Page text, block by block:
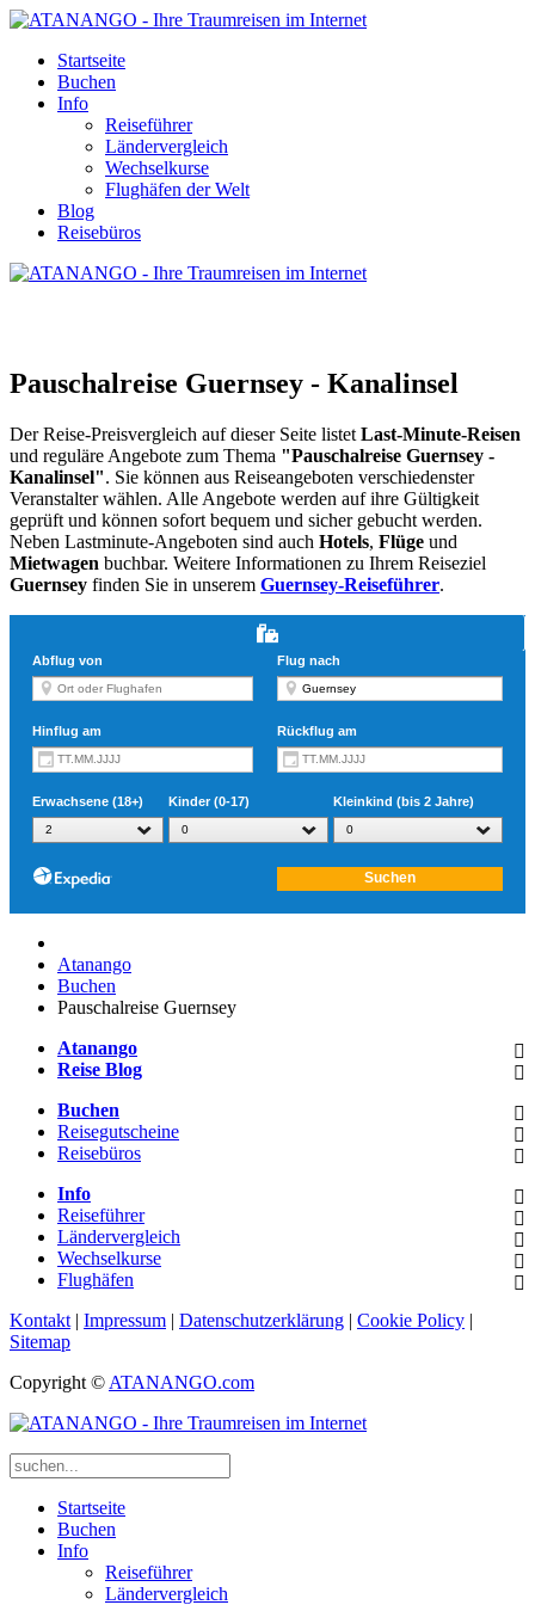
Startseite
Buchen
Info
Reiseführer
Ländervergleich
Wechselkurse
Flughäfen der Welt
Blog
Reisebüros
Pauschalreise Guernsey - Kanalinsel
Der Reise-Preisvergleich auf dieser Seite listet Last-Minute-Reisen
und reguläre Angebote zum Thema "Pauschalreise Guernsey -
Kanalinsel". Sie können aus Reiseangeboten verschiedenster
Veranstalter wählen. Alle Angebote werden auf ihre Gültigkeit
geprüft und können sofort bequem und sicher gebucht werden.
Neben Lastminute-Angeboten sind auch Hotels, Flüge und
Mietwagen buchbar. Weitere Informationen zu Ihrem Reiseziel
Guernsey finden Sie in unserem Guernsey-Reiseführer.
Atanango
Buchen
Pauschalreise Guernsey
Atanango
Reise Blog
Buchen
Reisegutscheine
Reisebüros
Info
Reiseführer
Ländervergleich
Wechselkurse
Flughäfen
Kontakt | Impressum | Datenschutzerklärung | Cookie Policy |
Sitemap
Copyright © ATANANGO.com
Startseite
Buchen
Info
Reiseführer
Ländervergleich